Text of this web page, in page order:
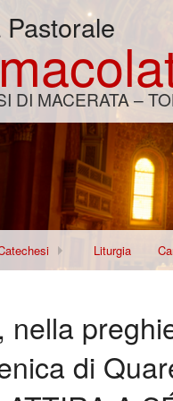
Pastorale
DI MACERATA –
Liturgia
nella
di